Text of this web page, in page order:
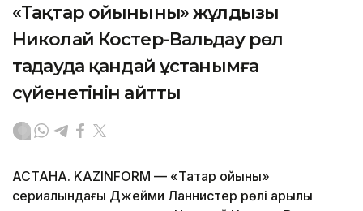
«Тақтар ойынының» жұлдызы
Николай Костер-Вальдау рөл
таңдауда қандай ұстанымға
сүйенетінін айтты
АСТАНА. KAZINFORM — «Тақтар ойыны»
сериалындағы Джейми Ланнистер рөлі арқылы